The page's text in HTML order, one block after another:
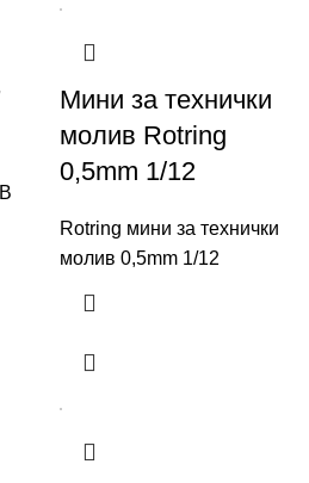
Мини за технички
молив Rotring
0,5mm 1/12
Rotring мини за технички
молив 0,5mm 1/12